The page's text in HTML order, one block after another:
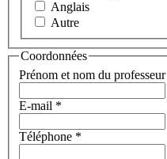
Anglais
Autre
Coordonnées
Prénom et nom du professeur
E-mail *
Téléphone *